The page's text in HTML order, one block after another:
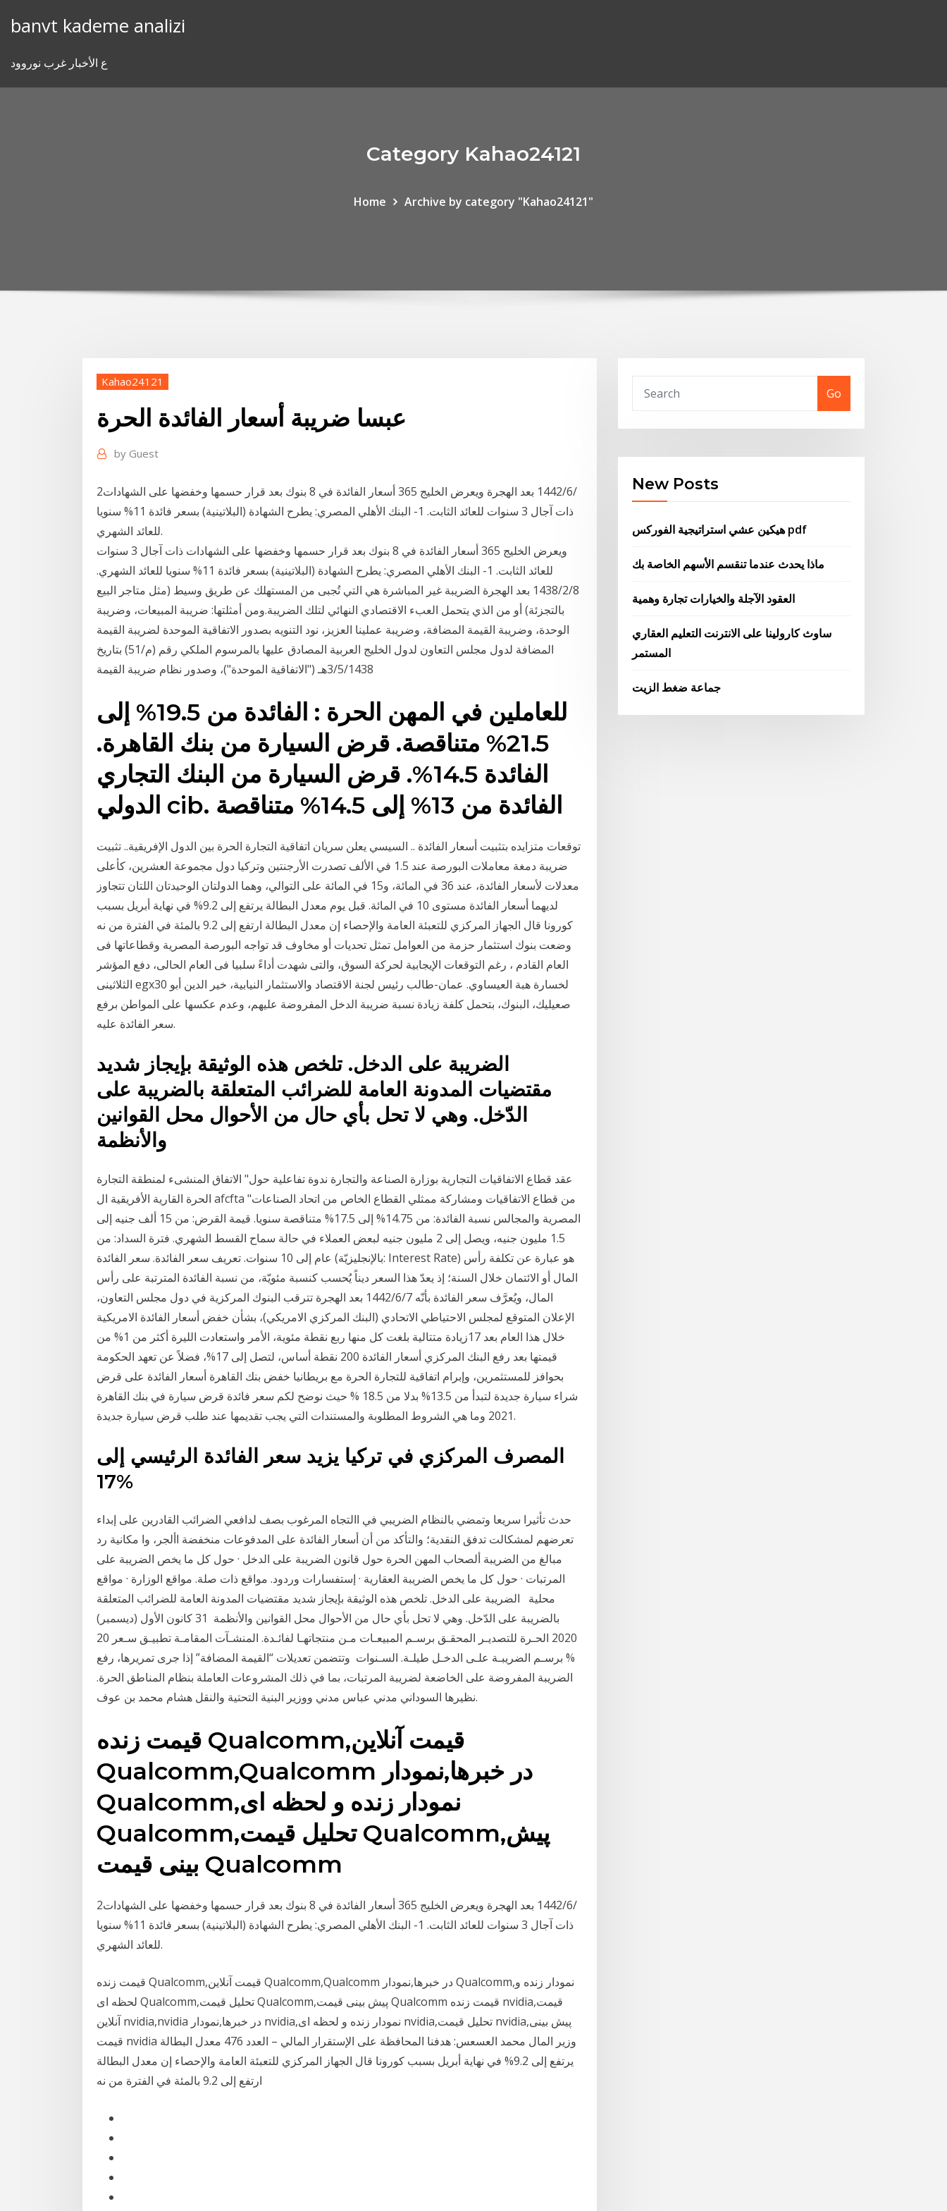
banvt kademe analizi
ع الأخبار غرب نوروود
Category Kahao24121
Home Archive by category "Kahao24121"
Kahao24121
عبسا ضريبة أسعار الفائدة الحرة
by Guest
2‏‏/6‏‏/1442 بعد الهجرة ويعرض الخليج 365 أسعار الفائدة في 8 بنوك بعد قرار حسمها وخفضها على الشهادات
ذات آجال 3 سنوات للعائد الثابت. 1- البنك الأهلي المصري: يطرح الشهادة (البلاتينية) بسعر فائدة 11% سنويا
للعائد الشهري.
ويعرض الخليج 365 أسعار الفائدة في 8 بنوك بعد قرار حسمها وخفضها على الشهادات ذات آجال 3 سنوات
للعائد الثابت. 1- البنك الأهلي المصري: يطرح الشهادة (البلاتينية) بسعر فائدة 11% سنويا للعائد الشهري.
8‏‏/2‏‏/1438 بعد الهجرة الضريبة غير المباشرة هي التي تُجبى من المستهلك عن طريق وسيط (مثل متاجر البيع
بالتجزئة) أو من الذي يتحمل العبء الاقتصادي النهائي لتلك الضريبة.ومن أمثلتها: ضريبة المبيعات، وضريبة
الوحدة، وضريبة القيمة المضافة، وضريبة عملينا العزيز، نود التنويه بصدور الاتفاقية الموحدة لضريبة القيمة
المضافة لدول مجلس التعاون لدول الخليج العربية المصادق عليها بالمرسوم الملكي رقم (م/51) بتاريخ
3/5/1438هـ ("الاتفاقية الموحدة")، وصدور نظام ضريبة القيمة
للعاملين في المهن الحرة : الفائدة من 19.5% إلى
21.5% متناقصة. قرض السيارة من بنك القاهرة.
الفائدة 14.5%. قرض السيارة من البنك التجاري
الدولي cib. الفائدة من 13% إلى 14.5% متناقصة
توقعات متزايده بتثبيت أسعار الفائدة .. السيسي يعلن سريان اتفاقية التجارة الحرة بين الدول الإفريقية.. تثبيت
ضريبة دمغة معاملات البورصة عند 1.5 في الألف تصدرت الأرجنتين وتركيا دول مجموعة العشرين، كأعلى
معدلات لأسعار الفائدة، عند 36 في المائة، و15 في المائة على التوالي، وهما الدولتان الوحيدتان اللتان تتجاوز
لديهما أسعار الفائدة مستوى 10 في المائة. قبل يوم معدل البطالة يرتفع إلى 9.2% في نهاية أبريل بسبب
كورونا قال الجهاز المركزي للتعبئة العامة والإحصاء إن معدل البطالة ارتفع إلى 9.2 بالمئة في الفترة من نه
وضعت بنوك استثمار حزمة من العوامل تمثل تحديات أو مخاوف قد تواجه البورصة المصرية وقطاعاتها فى
العام القادم ، رغم التوقعات الإيجابية لحركة السوق، والتى شهدت أداءً سلبيا فى العام الحالى، دفع المؤشر
الثلاثينى egx30 لخسارة هبة العيساوي. عمان-طالب رئيس لجنة الاقتصاد والاستثمار النيابية، خير الدين أبو
صعيليك، البنوك، بتحمل كلفة زيادة نسبة ضريبة الدخل المفروضة عليهم، وعدم عكسها على المواطن برفع
سعر الفائدة عليه.
الضريبة على الدخل. تلخص هذه الوثيقة بإيجاز شديد
مقتضيات المدونة العامة للضرائب المتعلقة بالضريبة على
الدّخل. وهي لا تحل بأي حال من الأحوال محل القوانين
عقد قطاع الاتفاقيات التجارية بوزارة الصناعة والتجارة ندوة تفاعلية حول" الاتفاق المنشىء لمنطقة التجارة
الحرة القارية الأفريقية ال afcfta "من قطاع الاتفاقيات ومشاركة ممثلي القطاع الخاص من اتحاد الصناعات
المصرية والمجالس نسبة الفائدة: من 14.75% إلى 17.5% متناقصة سنويا. قيمة القرض: من 15 ألف جنيه إلى
1.5 مليون جنيه، ويصل إلى 2 مليون جنيه لبعض العملاء في حالة سماح القسط الشهري. فترة السداد: من
عام إلى 10 سنوات. تعريف سعر الفائدة. سعر الفائدة (بالإنجليزيّة: Interest Rate) هو عبارة عن تكلفة رأس
المال أو الائتمان خلال السنة؛ إذ يعدّ هذا السعر ديناً يُحسب كنسبة مئويّة، من نسبة الفائدة المترتبة على رأس
المال، ويُعرَّف سعر الفائدة بأنّه 7‏‏/6‏‏/1442 بعد الهجرة تترقب البنوك المركزية في دول مجلس التعاون،
الإعلان المتوقع لمجلس الاحتياطي الاتحادي (البنك المركزي الامريكي)، بشأن خفض أسعار الفائدة الامريكية
خلال هذا العام بعد 17زيادة متتالية بلغت كل منها ربع نقطة مئوية، الأمر واستعادت الليرة أكثر من 1% من
قيمتها بعد رفع البنك المركزي أسعار الفائدة 200 نقطة أساس، لتصل إلى 17%، فضلاً عن تعهد الحكومة
بحوافز للمستثمرين، وإبرام اتفاقية للتجارة الحرة مع بريطانيا خفض بنك القاهرة أسعار الفائدة على قرض
شراء سيارة جديدة لتبدأ من 13.5% بدلا من 18.5 % حيث نوضح لكم سعر فائدة قرض سيارة في بنك القاهرة
2021 وما هي الشروط المطلوبة والمستندات التي يجب تقديمها عند طلب قرض سيارة جديدة.
المصرف المركزي في تركيا يزيد سعر الفائدة الرئيسي إلى
17%
حدث تأثيرا سريعا وتمضي بالنظام الضريبي في االتجاه المرغوب بصف لدافعي الضرائب القادرين على إبداء
تعرضهم لمشكالت تدفق النقدية؛ والتأكد من أن أسعار الفائدة على المدفوعات منخفضة األجر، وا مكانية رد
مبالغ من الضريبة ألصحاب المهن الحرة حول قانون الضريبة على الدخل · حول كل ما يخص الضريبة على
المرتبات · حول كل ما يخص الضريبة العقارية · إستفسارات وردود. مواقع ذات صلة. مواقع الوزارة · مواقع
محلية الضريبة على الدخل. تلخص هذه الوثيقة بإيجاز شديد مقتضيات المدونة العامة للضرائب المتعلقة
بالضريبة على الدّخل. وهي لا تحل بأي حال من الأحوال محل القوانين والأنظمة 31 كانون الأول (ديسمبر)
2020 الحـرة للتصديـر المحقـق برسـم المبيعـات مـن منتجاتهـا لفائـدة. المنشـآت المقامـة تطبيـق سـعر 20
% برسـم الضريبـة علـى الدخـل طيلـة. السـنوات وتتضمن تعديلات “القيمة المضافة” إذا جرى تمريرها، رفع
الضريبة المفروضة على الخاضعة لضريبة المرتبات، بما في ذلك المشروعات العاملة بنظام المناطق الحرة.
نظيرها السوداني مدني عباس مدني ووزير البنية التحتية والنقل هشام محمد بن عوف.
قیمت زنده Qualcomm,قیمت آنلاین
Qualcomm,Qualcomm در خبرها,نمودار
Qualcomm,نمودار زنده و لحظه ای
Qualcomm,تحلیل قیمت Qualcomm,پیش
بینی قیمت Qualcomm
2‏‏/6‏‏/1442 بعد الهجرة ويعرض الخليج 365 أسعار الفائدة في 8 بنوك بعد قرار حسمها وخفضها على الشهادات
ذات آجال 3 سنوات للعائد الثابت. 1- البنك الأهلي المصري: يطرح الشهادة (البلاتينية) بسعر فائدة 11% سنويا
للعائد الشهري.
قیمت زنده Qualcomm,قیمت آنلاین Qualcomm,Qualcomm در خبرها,نمودار Qualcomm,نمودار زنده و
لحظه ای Qualcomm,تحلیل قیمت Qualcomm,پیش بینی قیمت Qualcomm قیمت زنده nvidia,قیمت
آنلاین nvidia,nvidia در خبرها,نمودار nvidia,نمودار زنده و لحظه ای nvidia,تحلیل قیمت nvidia,پیش بینی
قیمت nvidia وزير المال محمد العسعس: هدفنا المحافظة على الإستقرار المالي – العدد 476 معدل البطالة
يرتفع إلى 9.2% في نهاية أبريل بسبب كورونا قال الجهاز المركزي للتعبئة العامة والإحصاء إن معدل البطالة
ارتفع إلى 9.2 بالمئة في الفترة من نه
Go
New Posts
هيكين عشي استراتيجية الفوركس pdf
ماذا يحدث عندما تنقسم الأسهم الخاصة بك
العقود الآجلة والخيارات تجارة وهمية
ساوث كارولينا على الانترنت التعليم العقاري
المستمر
جماعة ضغط الزيت